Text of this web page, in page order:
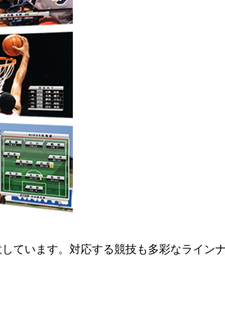
ています。対応する競技も多彩なライン